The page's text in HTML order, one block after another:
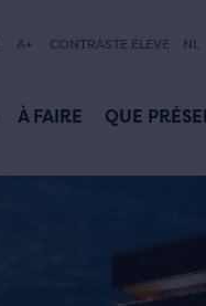
A+ CONTRASTE ÉLEVÉ NL
À FAIRE QUE